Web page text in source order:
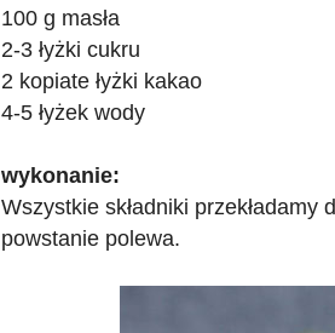
100 g masła
2-3 łyżki cukru
2 kopiate łyżki kakao
4-5 łyżek wody
wykonanie:
Wszystkie składniki
powstanie polewa.